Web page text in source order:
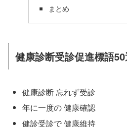
まとめ
健康診断受診促進標語
健康診断 忘れず受診
年に一度の 健康確認
健診受診で 健康維持